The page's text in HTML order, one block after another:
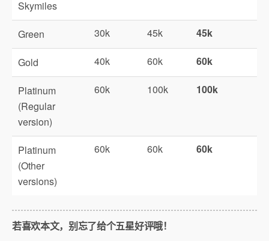
Skymiles
Green 30k 45k 45k
Gold 40k 60k 60k
Platinum
(Regular
version)
60k 100k 100k
Platinum
(Other
versions)
60k 60k 60k
若喜欢本文，别忘了给个五星好评哦！